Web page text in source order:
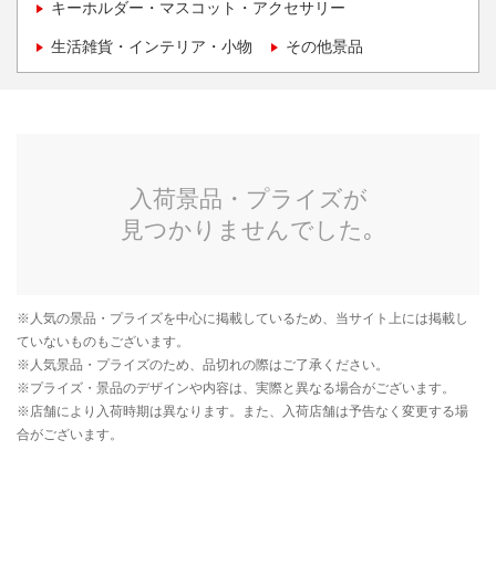
キーホルダー・マスコット・アクセサリー
生活雑貨・インテリア・小物 その他景品